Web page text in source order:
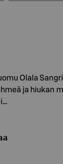
Olala
ja hiukan